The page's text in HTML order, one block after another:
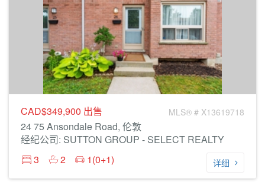
CAD$349,900 出售 MLS® # X13619718
24 75 Ansondale Road, 伦敦
经纪公司: SUTTON GROUP - SELECT REALTY
3
2 1(0+1) 详细